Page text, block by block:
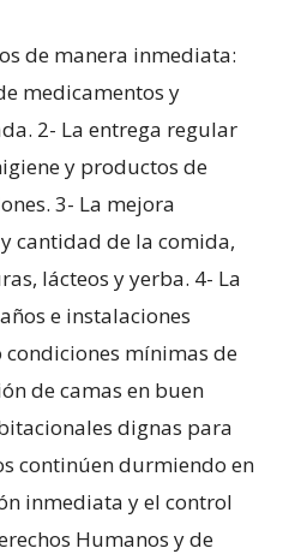
de manera inmediata:
medicamentos y
2- La entrega regular
y productos de
3- La mejora
cantidad de la comida,
lácteos y yerba. 4- La
e instalaciones
mínimas de
de camas en buen
dignas para
continúen durmiendo en
inmediata y el control
Humanos y de